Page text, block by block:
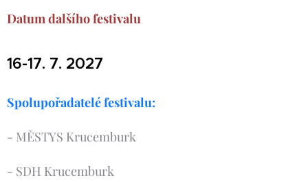
Datum dalšího festivalu
16-17. 7. 2027
Spolupořadatelé festivalu:
- MĚSTYS Krucemburk
- SDH Krucemburk